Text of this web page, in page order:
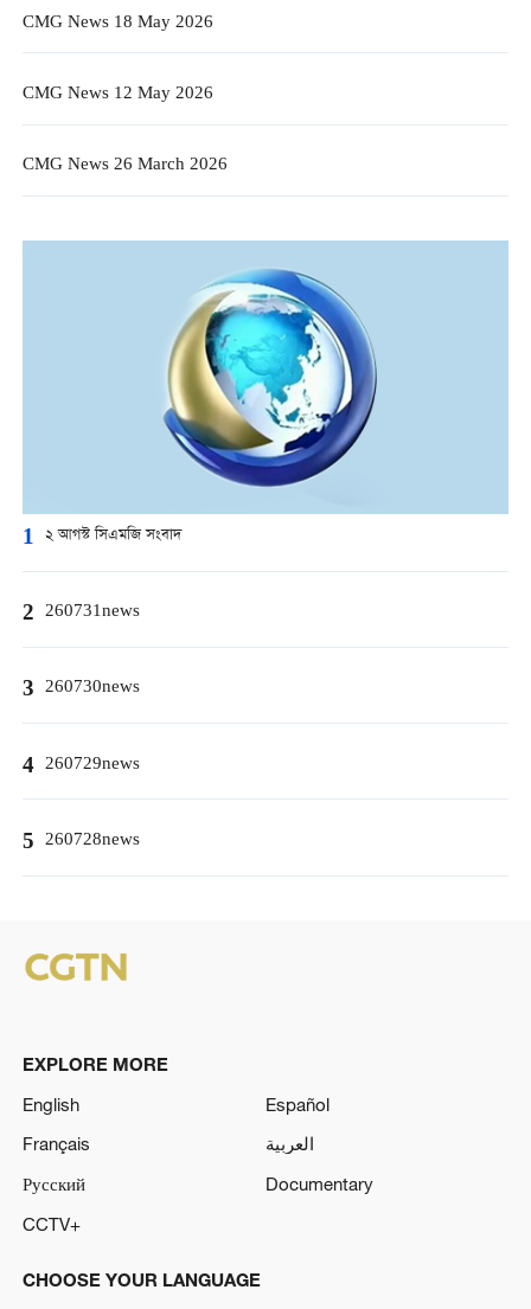
CMG News 18 May 2026
CMG News 12 May 2026
CMG News 26 March 2026
1 ২ আগস্ট সিএমজি সংবাদ
2 260731news
3 260730news
4 260729news
5 260728news
EXPLORE MORE
English
Español
Français
العربية
Русский
Documentary
CCTV+
CHOOSE YOUR LANGUAGE